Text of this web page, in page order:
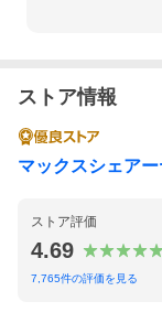
ストア情報
マックスシェア
ストア評価
4.69
7,765件の評価を見る